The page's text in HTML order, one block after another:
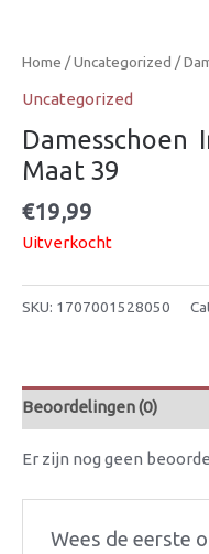
Home /Uncategorized /
Uncategorized
Damesschoen 
Maat 39
€19,99
Uitverkocht
SKU: 1707001528050
Beoordelingen (0)
Er zijn nog geen
Wees de eerste